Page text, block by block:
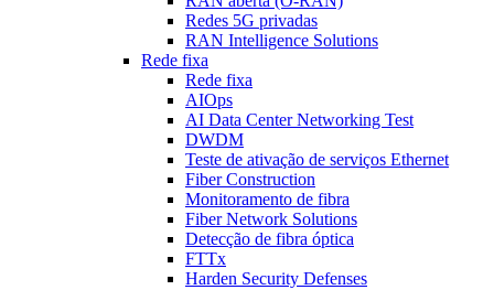
Redes 5G privadas
RAN Intelligence Solutions
Rede fixa
Rede fixa
AIOps
AI Data Center Networking Test
DWDM
Teste de ativação de serviços Ethernet
Fiber Construction
Monitoramento de fibra
Fiber Network Solutions
Detecção de fibra óptica
FTTx
Harden Security Defenses